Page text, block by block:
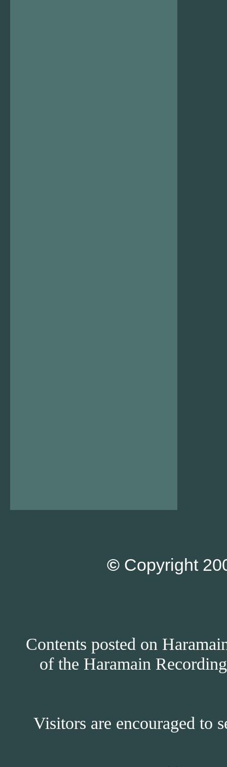
© Copyright
Contents posted on
of the Haramain
Visitors are encouraged to